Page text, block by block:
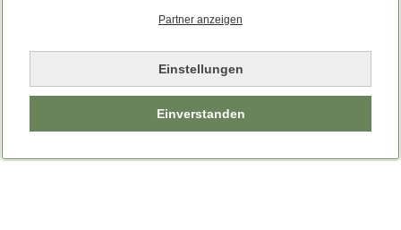
Partner anzeigen
Einstellungen
Einverstanden